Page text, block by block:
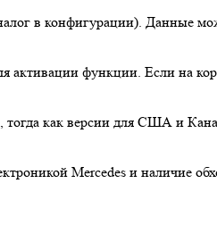
в конфигурации). Данные
функции. Если на
как версии для США и
Mercedes и наличие